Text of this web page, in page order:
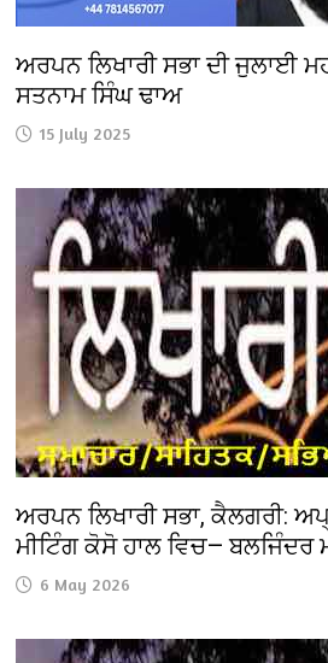
ਅਰਪਨ ਲਿਖਾਰੀ ਸਭਾ ਦੀ ਜੁਲਾਈ
ਸਤਨਾਮ ਸਿੰਘ ਢਾਅ
15 July 2025
ਅਰਪਨ ਲਿਖਾਰੀ ਸਭਾ, ਕੈਲਗਰੀ:
ਮੀਟਿੰਗ ਕੋਸੋ ਹਾਲ ਵਿਚ— ਬਲਜਿੰਦਰ
6 May 2026